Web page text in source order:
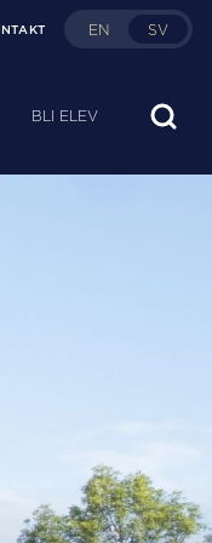
EN SV
BLI ELEV